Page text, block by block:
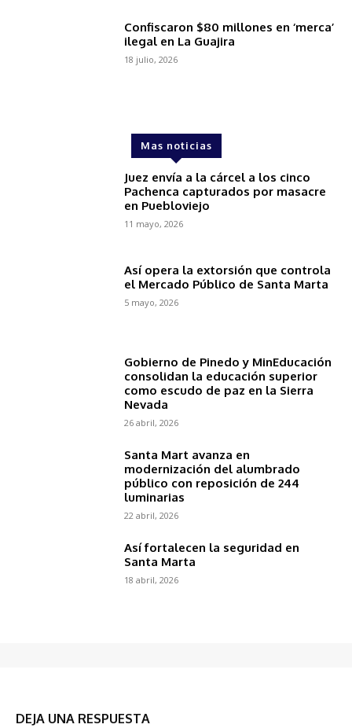
Confiscaron $80 millones en ‘merca’
ilegal en La Guajira
18 julio, 2026
Mas noticias
Juez envía a la cárcel a los cinco
Pachenca capturados por masacre
en Puebloviejo
11 mayo, 2026
Así opera la extorsión que controla
el Mercado Público de Santa Marta
5 mayo, 2026
Gobierno de Pinedo y MinEducación
consolidan la educación superior
como escudo de paz en la Sierra
Nevada
26 abril, 2026
Santa Mart avanza en
modernización del alumbrado
público con reposición de 244
luminarias
22 abril, 2026
Así fortalecen la seguridad en
Santa Marta
18 abril, 2026
DEJA UNA RESPUESTA